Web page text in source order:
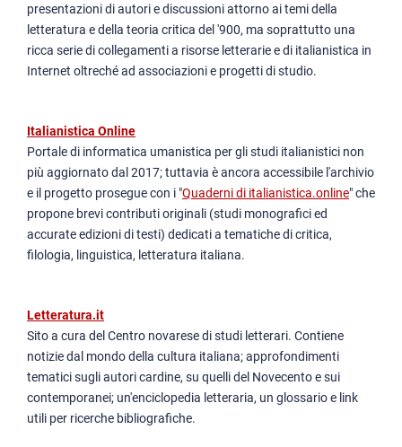
presentazioni di autori e discussioni attorno ai temi della
letteratura e della teoria critica del '900, ma soprattutto una
ricca serie di collegamenti a risorse letterarie e di italianistica in
Internet oltreché ad associazioni e progetti di studio.
Italianistica Online
Portale di informatica umanistica per gli studi italianistici non
più aggiornato dal 2017; tuttavia è ancora accessibile l'archivio
e il progetto prosegue con i "Quaderni di italianistica.online" che
propone brevi contributi originali (studi monografici ed
accurate edizioni di testi) dedicati a tematiche di critica,
filologia, linguistica, letteratura italiana.
Letteratura.it
Sito a cura del Centro novarese di studi letterari. Contiene
notizie dal mondo della cultura italiana; approfondimenti
tematici sugli autori cardine, su quelli del Novecento e sui
contemporanei; un'enciclopedia letteraria, un glossario e link
utili per ricerche bibliografiche.